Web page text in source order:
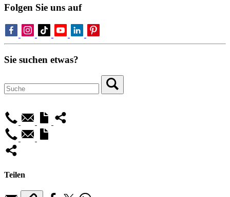
Folgen Sie uns auf
Sie suchen etwas?
Teilen